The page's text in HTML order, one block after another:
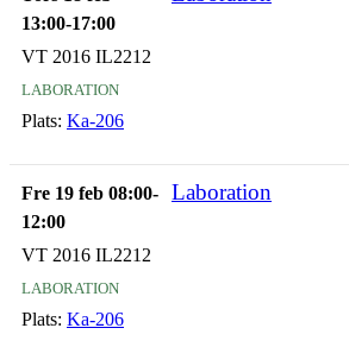
13:00-17:00
VT 2016 IL2212
laboration
Plats: Ka-206
Fre 19 feb 08:00-
12:00
Laboration
VT 2016 IL2212
laboration
Plats: Ka-206